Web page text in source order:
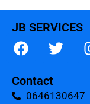
JB SERVICES
Contact
0646130647